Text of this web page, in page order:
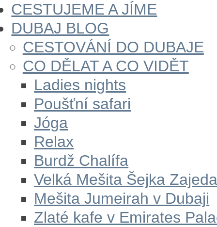
CESTUJEME A JÍME
DUBAJ BLOG
CESTOVÁNÍ DO DUBAJE
CO DĚLAT A CO VIDĚT
Ladies nights
Poušťní safari
Jóga
Relax
Burdž Chalífa
Velká Mešita Šejka
Mešita Jumeirah v Dubaji
Zlaté kafe v Emirates